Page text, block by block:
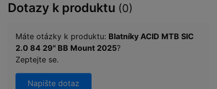
Dotazy k produktu (0)
Máte otázky k produktu: Blatníky ACID MTB SIC
2.0 84 29" BB Mount 2025?
Zeptejte se.
Napište dotaz